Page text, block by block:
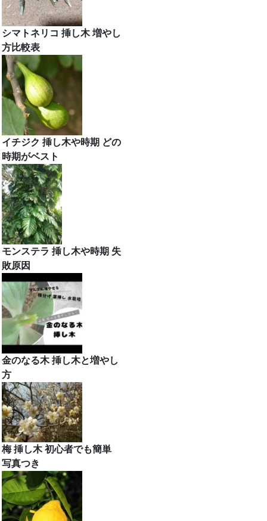
シマトネリコ 挿し木 増やし
方比較表
イチジク 挿し木や時期 どの
時期がベスト
モンステラ 挿し木や時期 失
敗原因
金のなる木 挿し木と増やし
方
梅 挿し木 初心者でも簡単
写真つき